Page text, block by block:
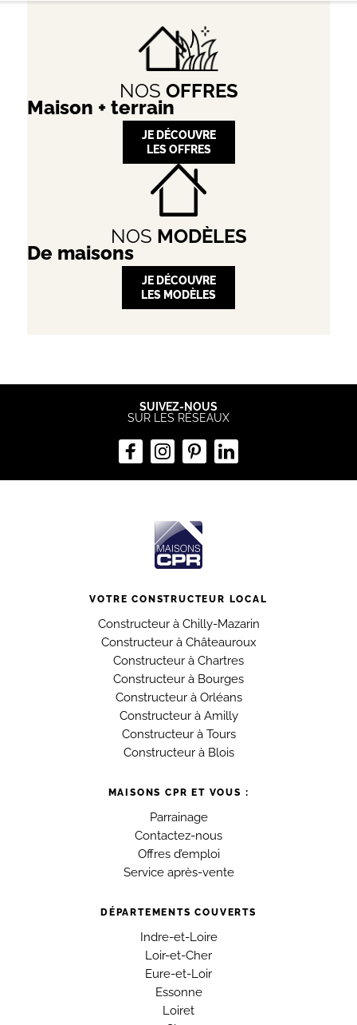
NOS OFFRES
Maison + terrain
JE DÉCOUVRE
LES OFFRES
NOS MODÈLES
De maisons
JE DÉCOUVRE
LES MODÈLES
SUIVEZ-NOUS
SUR LES RÉSEAUX
VOTRE CONSTRUCTEUR LOCAL
Constructeur à Chilly-Mazarin
Constructeur à Châteauroux
Constructeur à Chartres
Constructeur à Bourges
Constructeur à Orléans
Constructeur à Amilly
Constructeur à Tours
Constructeur à Blois
MAISONS CPR ET VOUS :
Parrainage
Contactez-nous
Offres d’emploi
Service après-vente
DÉPARTEMENTS COUVERTS
Indre-et-Loire
Loir-et-Cher
Eure-et-Loir
Essonne
Loiret